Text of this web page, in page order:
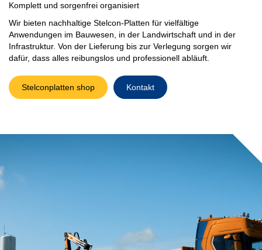
Komplett und sorgenfrei organisiert
Wir bieten nachhaltige Stelcon-Platten für vielfältige
Anwendungen im Bauwesen, in der Landwirtschaft und in der
Infrastruktur. Von der Lieferung bis zur Verlegung sorgen wir
dafür, dass alles reibungslos und professionell abläuft.
Stelconplatten shop Kontakt